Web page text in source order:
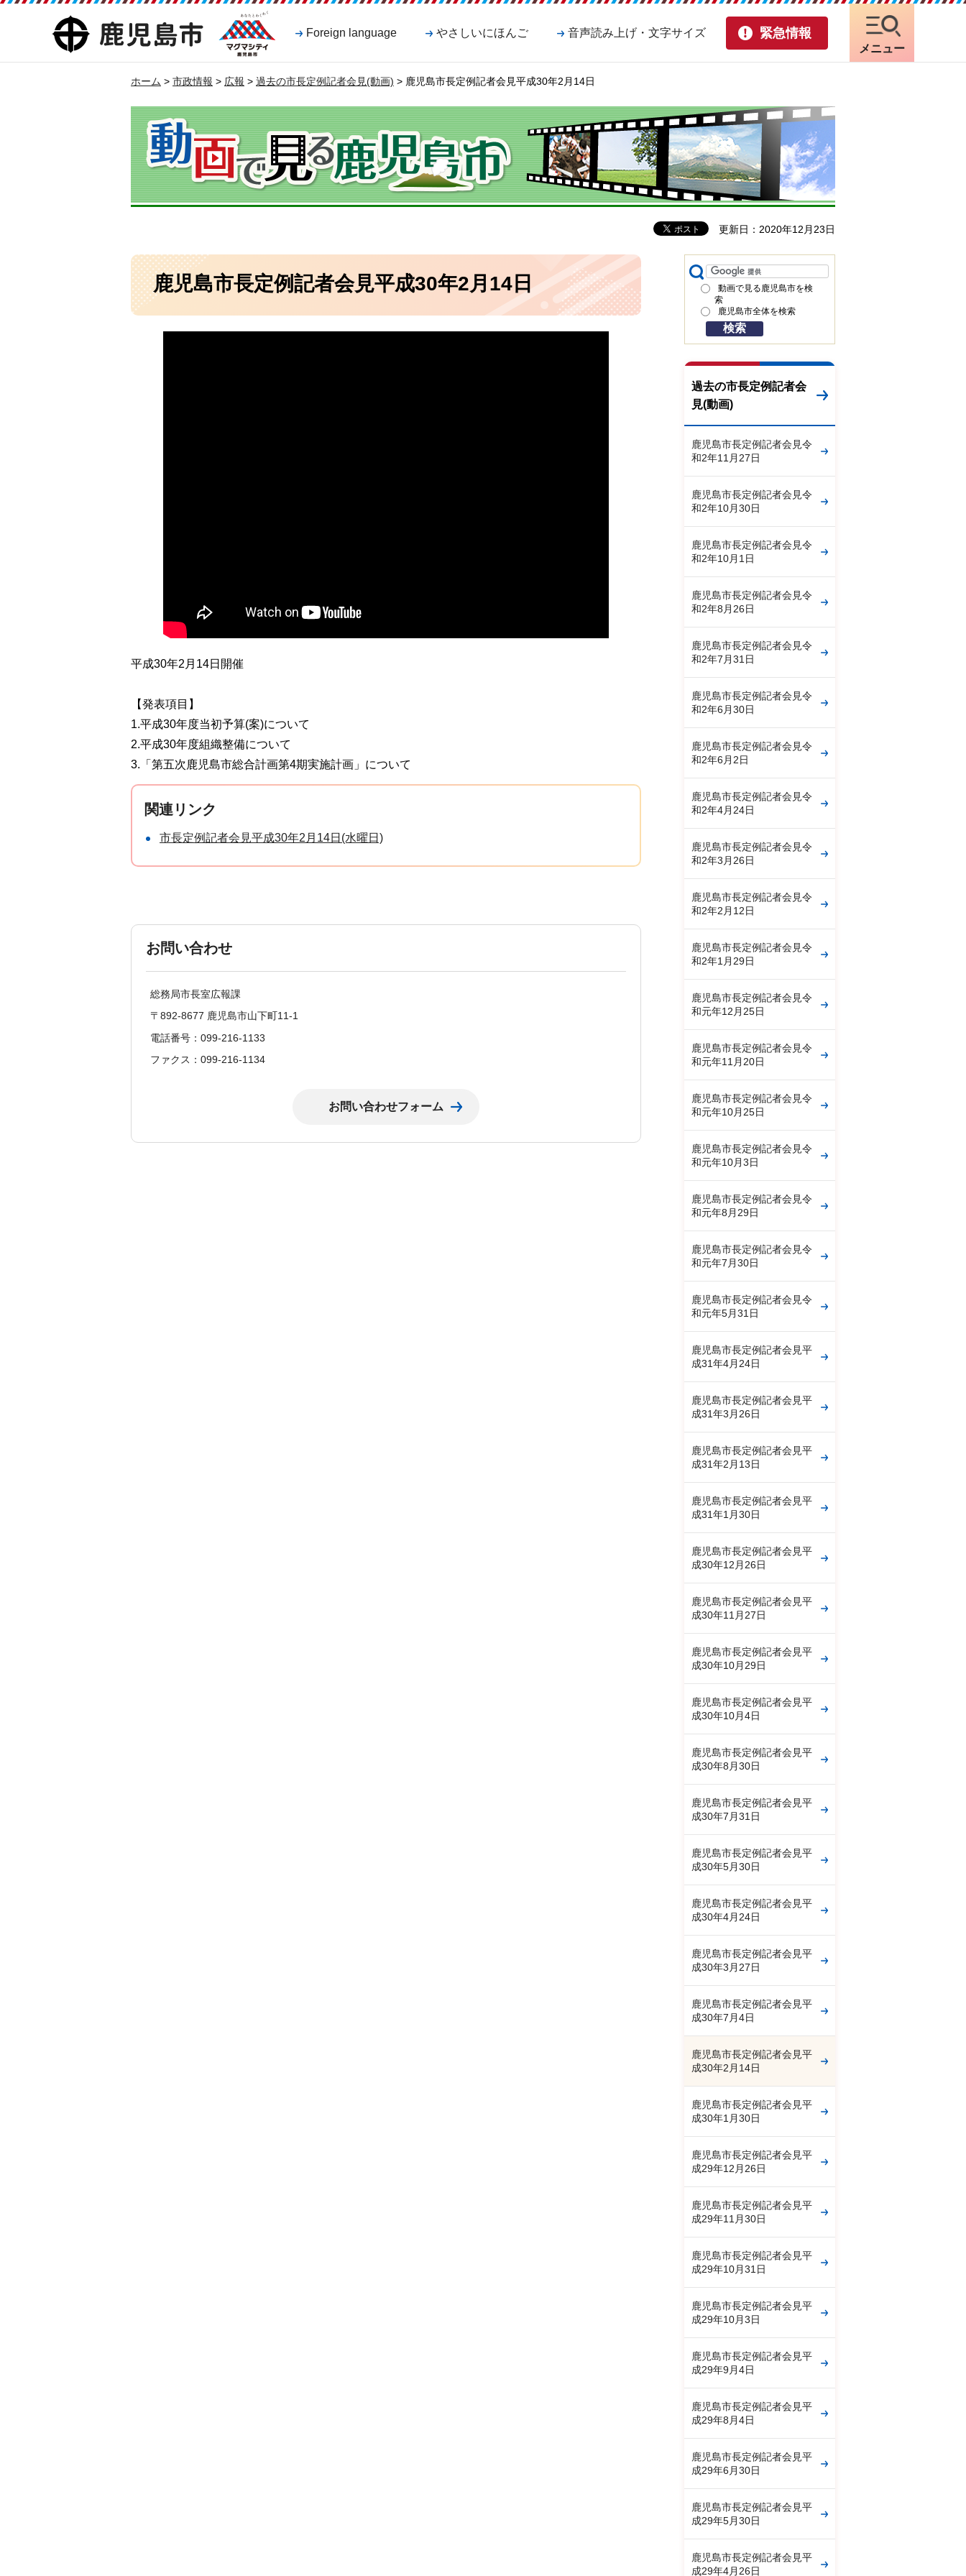
鹿児島市
マグマシティ
鹿児島市
Foreign language やさしいにほんご 音声読み上げ・文字サイズ 緊急情報
メニュー
ホーム > 市政情報 > 広報 > 過去の市長定例記者会見(動画) > 鹿児島市長定例記者会見平成30年2月14日
更新日：2020年12月23日
鹿児島市長定例記者会見平成30年2月14日
平成30年2月14日開催
【発表項目】
1.平成30年度当初予算(案)について
2.平成30年度組織整備について
3.「第五次鹿児島市総合計画第4期実施計画」について
関連リンク
市長定例記者会見平成30年2月14日(水曜日)
お問い合わせ
総務局市長室広報課
〒892-8677 鹿児島市山下町11-1
電話番号：099-216-1133
ファクス：099-216-1134
動画で見る鹿児島市を検
索
鹿児島市全体を検索
過去の市長定例記者会
見(動画)
鹿児島市長定例記者会見令
和2年11月27日
鹿児島市長定例記者会見令
和2年10月30日
鹿児島市長定例記者会見令
和2年10月1日
鹿児島市長定例記者会見令
和2年8月26日
鹿児島市長定例記者会見令
和2年7月31日
鹿児島市長定例記者会見令
和2年6月30日
鹿児島市長定例記者会見令
和2年6月2日
鹿児島市長定例記者会見令
和2年4月24日
鹿児島市長定例記者会見令
和2年3月26日
鹿児島市長定例記者会見令
和2年2月12日
鹿児島市長定例記者会見令
和2年1月29日
鹿児島市長定例記者会見令
和元年12月25日
鹿児島市長定例記者会見令
和元年11月20日
鹿児島市長定例記者会見令
和元年10月25日
鹿児島市長定例記者会見令
和元年10月3日
鹿児島市長定例記者会見令
和元年8月29日
鹿児島市長定例記者会見令
和元年7月30日
鹿児島市長定例記者会見令
和元年5月31日
鹿児島市長定例記者会見平
成31年4月24日
鹿児島市長定例記者会見平
成31年3月26日
鹿児島市長定例記者会見平
成31年2月13日
鹿児島市長定例記者会見平
成31年1月30日
鹿児島市長定例記者会見平
成30年12月26日
鹿児島市長定例記者会見平
成30年11月27日
鹿児島市長定例記者会見平
成30年10月29日
鹿児島市長定例記者会見平
成30年10月4日
鹿児島市長定例記者会見平
成30年8月30日
鹿児島市長定例記者会見平
成30年7月31日
鹿児島市長定例記者会見平
成30年5月30日
鹿児島市長定例記者会見平
成30年4月24日
鹿児島市長定例記者会見平
成30年3月27日
鹿児島市長定例記者会見平
成30年7月4日
鹿児島市長定例記者会見平
成30年2月14日
鹿児島市長定例記者会見平
成30年1月30日
鹿児島市長定例記者会見平
成29年12月26日
鹿児島市長定例記者会見平
成29年11月30日
鹿児島市長定例記者会見平
成29年10月31日
鹿児島市長定例記者会見平
成29年10月3日
鹿児島市長定例記者会見平
成29年9月4日
鹿児島市長定例記者会見平
成29年8月4日
鹿児島市長定例記者会見平
成29年6月30日
鹿児島市長定例記者会見平
成29年5月30日
鹿児島市長定例記者会見平
成29年4月26日